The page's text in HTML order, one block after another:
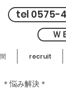
tel 0575-
Ｗ
recruit
＊悩み解決＊